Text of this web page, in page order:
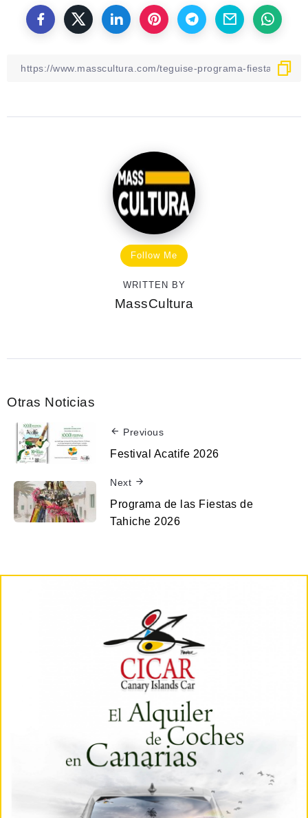
Follow Me
WRITTEN BY
MassCultura
Otras Noticias
Previous
Festival Acatife 2026
Next
Programa de las Fiestas de
Tahiche 2026